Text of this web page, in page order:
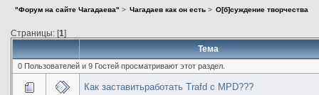
"Форум на сайте Чагадаева" > Чагадаев как он есть > О[б]суждение творчества
Страницы: [1]
Тема
0 Пользователей и 9 Гостей просматривают этот раздел.
Как заставитьработать Trafd с MPD???